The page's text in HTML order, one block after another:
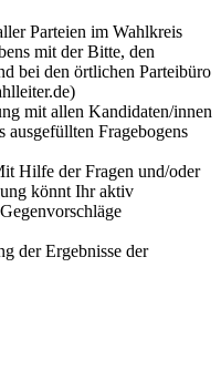
Parteien im Wahlkreis
mit der Bitte, den
bei den örtlichen Parteibüro
mit allen Kandidaten/innen
ausgefüllten Fragebogens
Hilfe der Fragen und/oder
könnt Ihr aktiv
der Ergebnisse der